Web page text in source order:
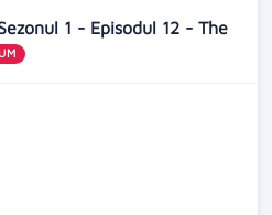
1 - Episodul 12 - The